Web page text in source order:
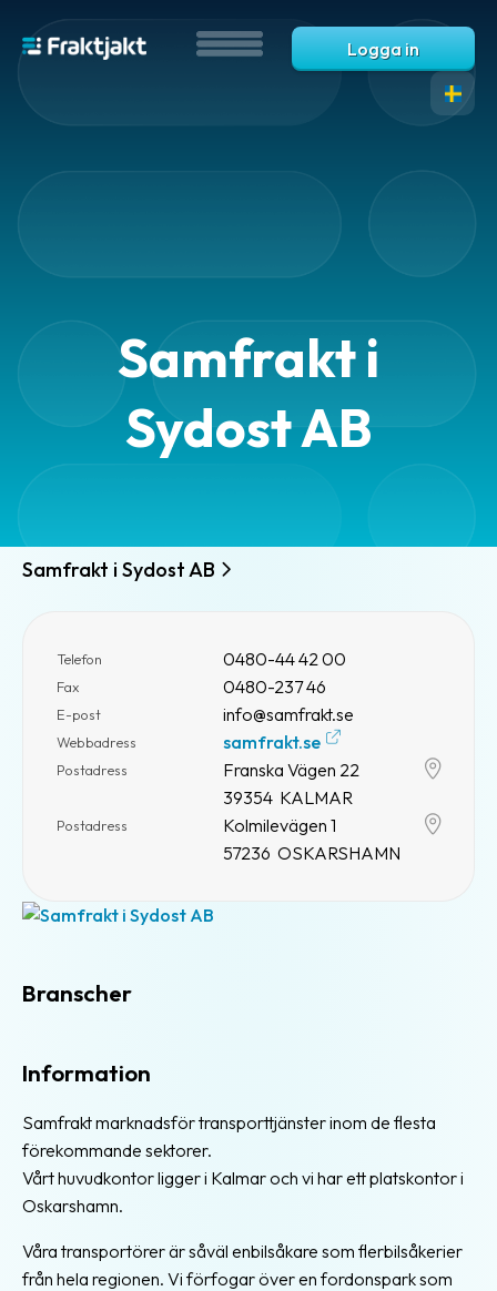
Logga in
Samfrakt i
Sydost AB
Samfrakt i Sydost AB
Telefon 0480-44 42 00
Fax 0480-237 46
E-post info@samfrakt.se
Webbadress samfrakt.se
Postadress
Franska Vägen 22
39354 KALMAR
Postadress
Kolmilevägen 1
57236 OSKARSHAMN
Branscher
Information
Samfrakt marknadsför transporttjänster inom de flesta
förekommande sektorer.
Vårt huvudkontor ligger i Kalmar och vi har ett platskontor i
Oskarshamn.
Våra transportörer är såväl enbilsåkare som flerbilsåkerier
från hela regionen. Vi förfogar över en fordonspark som